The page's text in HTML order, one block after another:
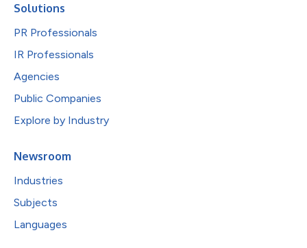
Solutions
PR Professionals
IR Professionals
Agencies
Public Companies
Explore by Industry
Newsroom
Industries
Subjects
Languages